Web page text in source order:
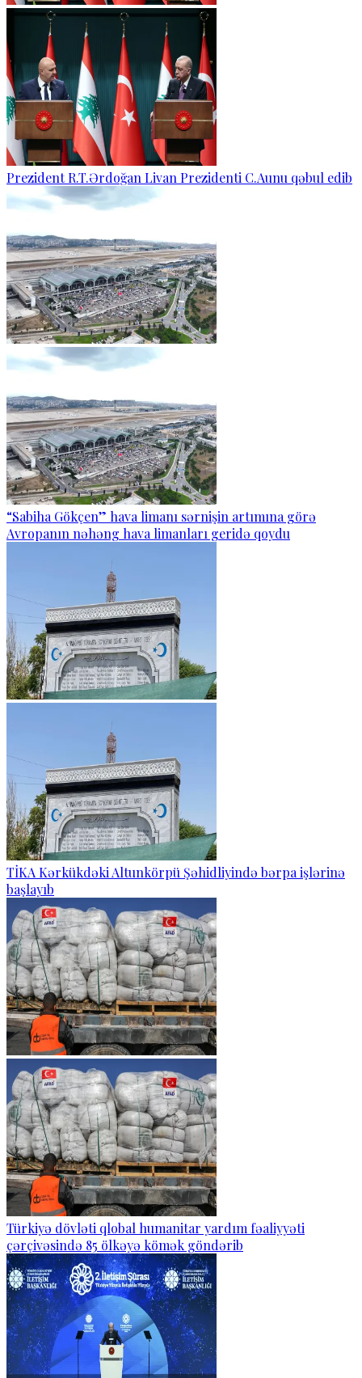
Prezident R.T.Ərdoğan Livan Prezidenti C.Aunu qəbul edib
“Sabiha Gökçen” hava limanı sərnişin artımına görə
Avropanın nəhəng hava limanları geridə qoydu
TİKA Kərkükdəki Altunkörpü Şəhidliyində bərpa işlərinə
başlayıb
Türkiyə dövləti qlobal humanitar yardım fəaliyyəti
çərçivəsində 85 ölkəyə kömək göndərib